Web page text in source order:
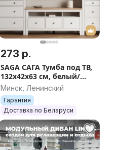
273 р.
SAGA САГА Тумба под ТВ,
132x42x63 см, белый/
ясень
Минск, Ленинский
Гарантия
Доставка по Беларуси